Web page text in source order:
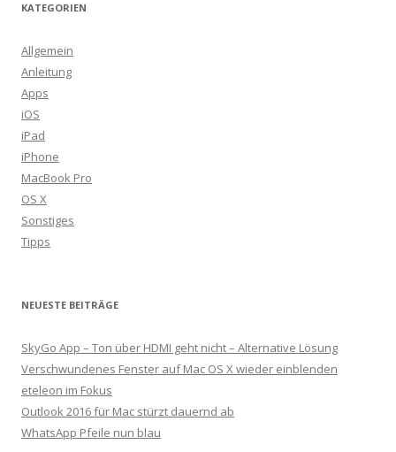
KATEGORIEN
Allgemein
Anleitung
Apps
iOS
iPad
iPhone
MacBook Pro
OS X
Sonstiges
Tipps
NEUESTE BEITRÄGE
SkyGo App – Ton über HDMI geht nicht – Alternative Lösung
Verschwundenes Fenster auf Mac OS X wieder einblenden
eteleon im Fokus
Outlook 2016 für Mac stürzt dauernd ab
WhatsApp Pfeile nun blau